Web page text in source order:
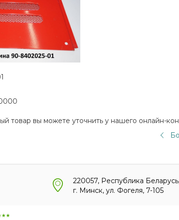
товар вы можете уточнить у нашего онлайн-
220057, Республика
г. Минск, ул. Фогеля, 7-105